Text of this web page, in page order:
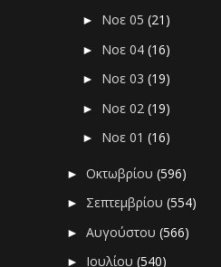
► Νοε 05(21)
► Νοε 04(16)
► Νοε 03(19)
► Νοε 02(19)
► Νοε 01(16)
►Οκτωβρίου(596)
► Σεπτεμβρίου(554)
►Αυγούστου(566)
► Ιουλίου(540)